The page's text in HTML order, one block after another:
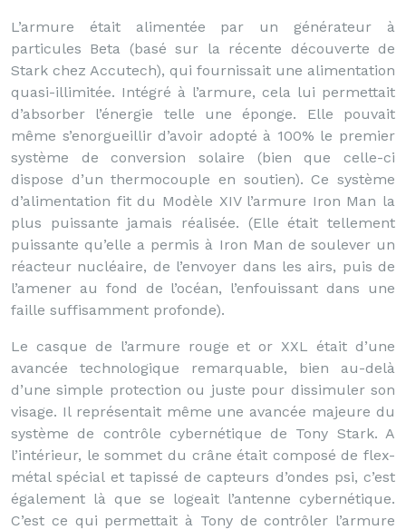
L’armure était alimentée par un générateur à
particules Beta (basé sur la récente découverte de
Stark chez Accutech), qui fournissait une alimentation
quasi-illimitée. Intégré à l’armure, cela lui permettait
d’absorber l’énergie telle une éponge. Elle pouvait
même s’enorgueillir d’avoir adopté à 100% le premier
système de conversion solaire (bien que celle-ci
dispose d’un thermocouple en soutien). Ce système
d’alimentation fit du Modèle XIV l’armure Iron Man la
plus puissante jamais réalisée. (Elle était tellement
puissante qu’elle a permis à Iron Man de soulever un
réacteur nucléaire, de l’envoyer dans les airs, puis de
l’amener au fond de l’océan, l’enfouissant dans une
faille suffisamment profonde).
Le casque de l’armure rouge et or XXL était d’une
avancée technologique remarquable, bien au-delà
d’une simple protection ou juste pour dissimuler son
visage. Il représentait même une avancée majeure du
système de contrôle cybernétique de Tony Stark. A
l’intérieur, le sommet du crâne était composé de flex-
métal spécial et tapissé de capteurs d’ondes psi, c’est
également là que se logeait l’antenne cybernétique.
C’est ce qui permettait à Tony de contrôler l’armure